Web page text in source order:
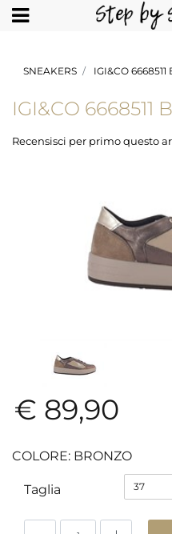
Open
SNEAKERS IGI&CO 6668511
IGI&CO 6668511
Recensisci per primo questo
€ 89,90
COLORE: BRONZO
Taglia 37